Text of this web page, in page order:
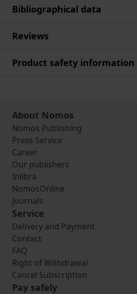
Bibliographical data
Reviews
Product safety information
About Nomos
Nomos Publishing
Press Service
Career
Our publishers
Inlibra
NomosOnline
Journals
Service
Delivery and Payment
Contact
FAQ
Right of Withdrawal
Cancel Subscription
Pay safely